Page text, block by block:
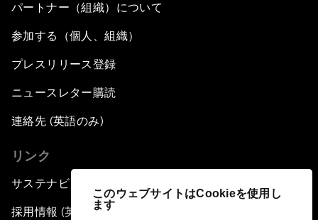
このウェブサイトはCookieを使用し
ます
パートナー（組織）について
参加する（個人、組織）
プレスリリース登録
ニュースレター購読
連絡先 (英語のみ)
リンク
サステナビリティへの取り組み
採用情報 (英語のみ)